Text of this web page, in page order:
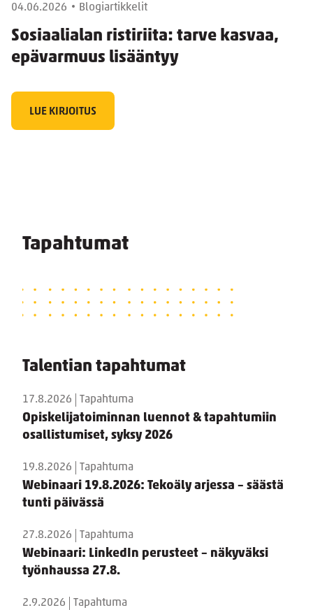
04.06.2026 Blogiartikkelit
Sosiaalialan ristiriita: tarve kasvaa,
epävarmuus lisääntyy
LUE KIRJOITUS
Tapahtumat
Talentian tapahtumat
17.8.2026 Tapahtuma
Opiskelijatoiminnan luennot & tapahtumiin
osallistumiset, syksy 2026
19.8.2026 Tapahtuma
Webinaari 19.8.2026: Tekoäly arjessa – säästä
tunti päivässä
27.8.2026 Tapahtuma
Webinaari: LinkedIn perusteet – näkyväksi
työnhaussa 27.8.
2.9.2026 Tapahtuma